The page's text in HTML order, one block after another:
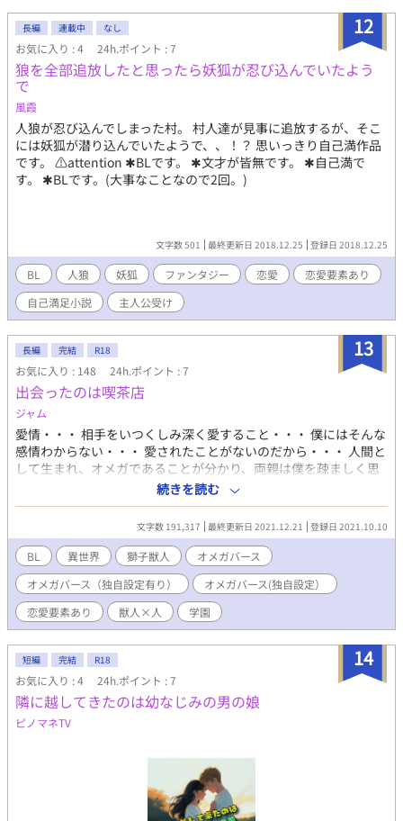
（@Miki59433797463）のお題で書かせていただいたものも含み
ます。 ・海藻バースはわかめちゃん（@fuesugiruwakame）の設
定をお借りして書かせていただいたものです（設定説明は本編の
前に掲載しています）
12
長編 連載中 なし
お気に入り : 4 24h.ポイント : 7
狼を全部追放したと思ったら妖狐が忍び込んでいたよう
で
風霞
人狼が忍び込んでしまった村。 村人達が見事に追放するが、そこ
には妖狐が潜り込んでいたようで、、！？ 思いっきり自己満作品
です。 ⚠️attention ✱BLです。 ✱文才が皆無です。 ✱自己満で
す。 ✱BLです。(大事なことなので2回。)
文字数 501 最終更新日 2018.12.25 登録日 2018.12.25
BL 人狼 妖狐 ファンタジー 恋愛
恋愛要素あり
自己満足小説
主人公受け
13
長編 完結 R18
お気に入り : 148 24h.ポイント : 7
出会ったのは喫茶店
ジャム
愛情・・・ 相手をいつくしみ深く愛すること・・・ 僕にはそんな
感情わからない・・・ 愛されたことがないのだから・・・ 人間と
して生まれ、オメガであることが分かり、両親は僕を疎ましく思
うようになった そして家を追い出される形でハイワード学園の寮
に入れられた・・・ この物語は愛情を知らないオメガと愛情をた
っぷり注がれて育った獅子獣人の物語 この物語には「幼馴染の不
良と優等生」に登場した獅子丸博昭の一人息子が登場します。
続きを読む
文字数 191,317 最終更新日 2021.12.21 登録日 2021.10.10
BL 異世界 獅子獣人
オメガバース
オメガバース（独自設定有り）
オメガバース(独自設定）
恋愛要素あり
獣人×人 学園
14
短編 完結 R18
お気に入り : 4 24h.ポイント : 7
隣に越してきたのは幼なじみの男の娘
ピノマネTV